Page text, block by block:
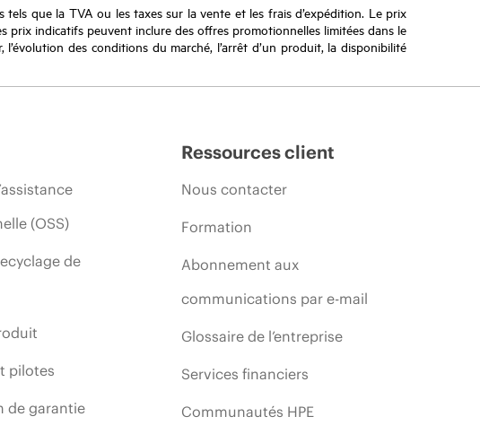
que la TVA ou les taxes sur la vente et les frais d’expédition. Le prix
indicatifs peuvent inclure des offres promotionnelles limitées dans le
des conditions du marché, l’arrêt d’un produit, la disponibilité
(OSS)
de
pilotes
de garantie
Ressources client
Nous contacter
Formation
Abonnement aux
communications par e-mail
Glossaire de l’entreprise
Services financiers
Communautés HPE